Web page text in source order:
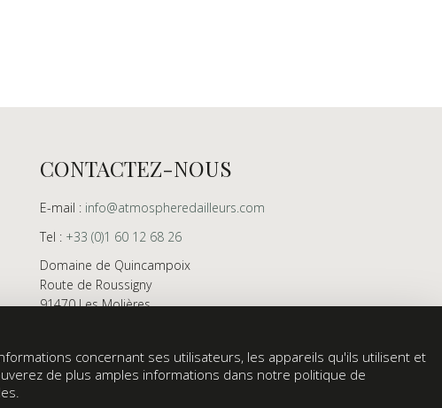
CONTACTEZ-NOUS
E-mail : info@atmospheredailleurs.com
Tel : +33 (0)1 60 12 68 26
Domaine de Quincampoix
Route de Roussigny
91470 Les Molières
Showroom ouvert aux professionnels sur rendez-
vous uniquement
concernant ses utilisateurs, les appareils qu'ils utilisent et
de plus amples informations dans notre politique de